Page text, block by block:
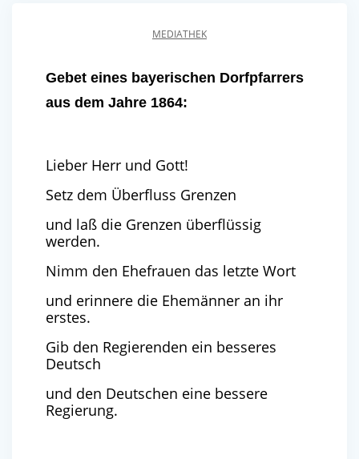
MEDIATHEK
Gebet eines bayerischen Dorfpfarrers
aus dem Jahre 1864:
Lieber Herr und Gott!
Setz dem Überfluss Grenzen
und laß die Grenzen überflüssig
werden.
Nimm den Ehefrauen das letzte Wort
und erinnere die Ehemänner an ihr
erstes.
Gib den Regierenden ein besseres
Deutsch
und den Deutschen eine bessere
Regierung.